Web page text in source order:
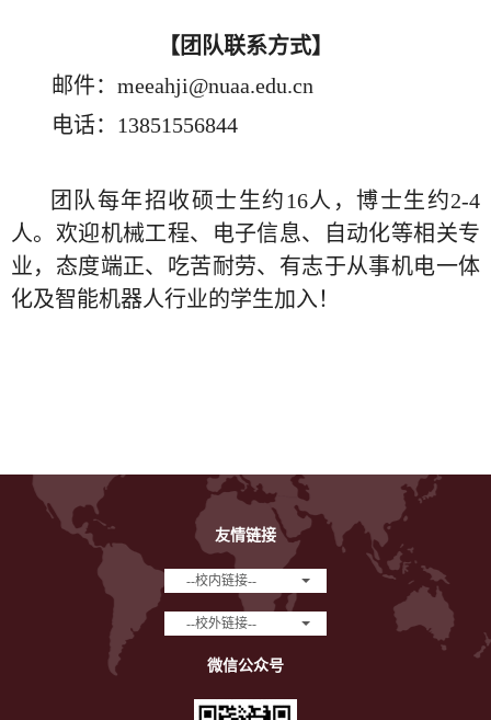
【团队联系方式】
邮件：meeahji@nuaa.edu.cn
电话： 13851556844
团队每年招收硕士生约16人，博士生约2-4
人。欢迎机械工程、电子信息、自动化等相关专
业，态度端正、吃苦耐劳、有志于从事机电一体
化及智能机器人行业的学生加入！
友情链接
--校内链接--
--校外链接--
微信公众号